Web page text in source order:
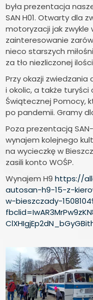
była prezentacja
SAN H01. Otwarty dla
motoryzacji jak zwykle
zainteresowanie
nieco starszych
za tło niezliczonej
Przy okazji
i okolic, a także turyści
Świątecznej Pomocy,
po pandemii. Gramy
Poza prezentacją
wynajem kolejnego
na wycieczkę w
zasili konto WOŚP.
Wynajem H9 https://
autosan-h9-15-z-
w-bieszczady-